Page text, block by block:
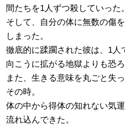
間たちを1人ずつ殺していった。
そして、自分の体に無数の傷
しまった。
徹底的に蹂躙された彼は、1人
向こうに拡がる地獄よりも恐
また、生きる意味を丸ごと失っ
その時。
体の中から得体の知れない気
流れ込んできた。